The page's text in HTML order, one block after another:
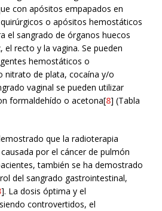
con apósitos empapados en
o apósitos hemostáticos
el sangrado de órganos huecos
el recto y la vagina. Se pueden
hemostáticos o
nitrato de plata, cocaína y/o
vaginal se pueden utilizar
formaldehído o acetona[8] (Tabla
que la radioterapia
por el cáncer de pulmón
también se ha demostrado
del sangrado gastrointestinal,
]. La dosis óptima y el
controvertidos, el